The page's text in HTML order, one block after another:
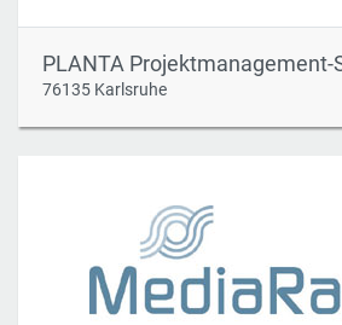
PLANTA Projektmanagement-
76135 Karlsruhe